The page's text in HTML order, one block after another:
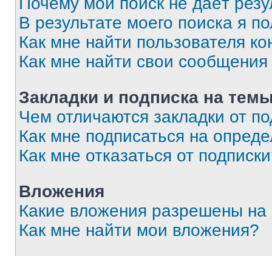
В результате моего поиска я
Как мне найти пользователя
Как мне найти свои
Закладки и подписка на
Чем отличаются закладки от
Как мне подписаться на
Как мне отказаться от
Вложения
Какие вложения разрешены
Как мне найти мои вложения?